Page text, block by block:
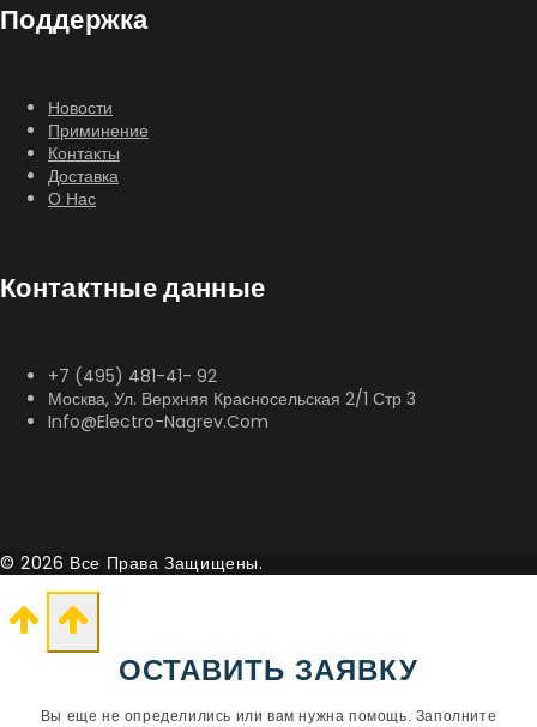
Поддержка
Новости
Приминение
Контакты
Доставка
О Нас
Контактные данные
+7 (495) 481-41- 92
Москва, Ул. Верхняя Красносельская 2/1 Стр 3
Info@electro-Nagrev.com
© 2026 Все Права Защищены.
ОСТАВИТЬ ЗАЯВКУ
Вы еще не определились или вам нужна помощь. Заполните